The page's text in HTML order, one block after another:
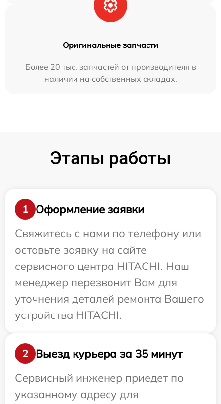
Оригинальные запчасти
Более 20 тыс. запчастей от производителя в
наличии на собственных складах.
Этапы работы
1
Оформление заявки
Свяжитесь с нами по телефону или
оставьте заявку на сайте
сервисного центра HITACHI. Наш
менеджер перезвонит Вам для
уточнения деталей ремонта Вашего
устройства HITACHI.
2
Выезд курьера за 35 минут
Сервисный инженер приедет по
указанному адресу для